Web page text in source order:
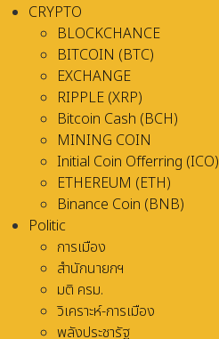
CRYPTO
BLOCKCHANCE
BITCOIN (BTC)
EXCHANGE
RIPPLE (XRP)
Bitcoin Cash (BCH)
MINING COIN
Initial Coin Offerring (ICO)
ETHEREUM (ETH)
Binance Coin (BNB)
Politic
การเมือง
สำนักนายกฯ
มติ ครม.
วิเคราะห์-การเมือง
พลังประชารัฐ